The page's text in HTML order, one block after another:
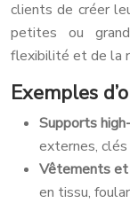
clients de créer
petites ou
flexibilité et de la
Exemples
Supports
externes, clés
Vêtements et
en tissu,